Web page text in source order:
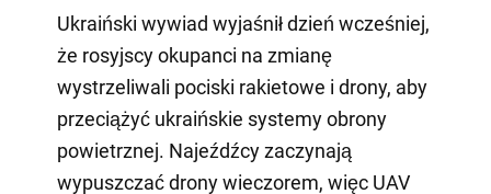
Ukraiński wywiad wyjaśnił dzień wcześniej,
że rosyjscy okupanci na zmianę
wystrzeliwali pociski rakietowe i drony, aby
przeciążyć ukraińskie systemy obrony
powietrznej. Najeźdźcy zaczynają
wypuszczać drony wieczorem, więc UAV